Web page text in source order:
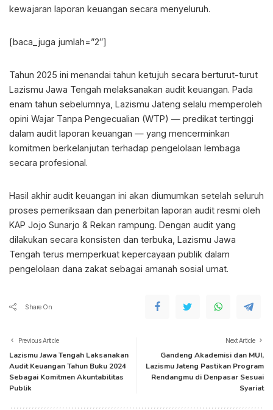
kewajaran laporan keuangan secara menyeluruh.
[baca_juga jumlah=”2″]
Tahun 2025 ini menandai tahun ketujuh secara berturut-turut
Lazismu Jawa Tengah melaksanakan audit keuangan. Pada
enam tahun sebelumnya, Lazismu Jateng selalu memperoleh
opini Wajar Tanpa Pengecualian (WTP) — predikat tertinggi
dalam audit laporan keuangan — yang mencerminkan
komitmen berkelanjutan terhadap pengelolaan lembaga
secara profesional.
Hasil akhir audit keuangan ini akan diumumkan setelah seluruh
proses pemeriksaan dan penerbitan laporan audit resmi oleh
KAP Jojo Sunarjo & Rekan rampung. Dengan audit yang
dilakukan secara konsisten dan terbuka, Lazismu Jawa
Tengah terus memperkuat kepercayaan publik dalam
pengelolaan dana zakat sebagai amanah sosial umat.
Share On
Previous Article
Lazismu Jawa Tengah Laksanakan
Audit Keuangan Tahun Buku 2024
Sebagai Komitmen Akuntabilitas
Publik
Next Article
Gandeng Akademisi dan MUI,
Lazismu Jateng Pastikan Program
Rendangmu di Denpasar Sesuai
Syariat